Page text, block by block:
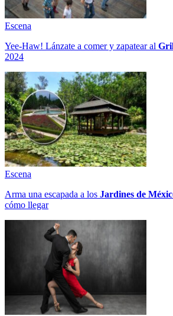
Escena
Yee-Haw! Lánzate a comer y zapatear al
2024
Escena
Arma una escapada a los Jardines de
cómo llegar